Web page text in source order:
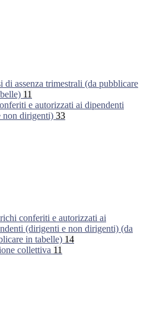
di assenza trimestrali (da pubblicare
11
e autorizzati ai dipendenti
non dirigenti) 33
conferiti e autorizzati ai
(dirigenti e non dirigenti) (da
in tabelle) 14
collettiva 11